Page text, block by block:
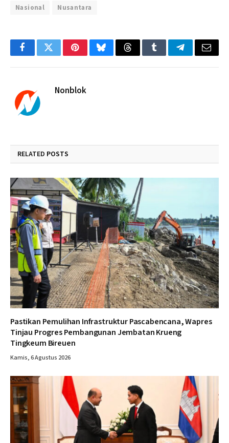
Nasional
Nusantara
FacebookTwitterPinterestBlueskyThreadsTumblrTelegramEmail
Nonblok
RELATED POSTS
Pastikan Pemulihan Infrastruktur Pascabencana, Wapres
Tinjau Progres Pembangunan Jembatan Krueng
Tingkeum Bireuen
Kamis, 6 Agustus 2026